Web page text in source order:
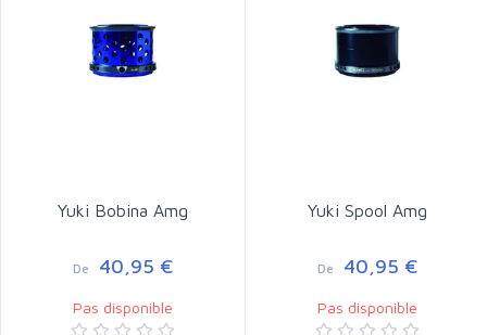
Yuki Bobina Amg
De 40,95 €
Pas disponible
Yuki Spool Amg
De 40,95 €
Pas disponible